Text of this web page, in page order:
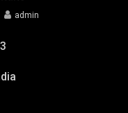
admin